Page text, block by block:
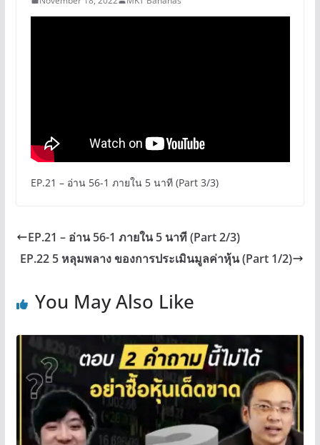
EP.21 – อ่าน 56-1 ภายใน 5 นาที (Part 3/3)
EP.21 – อ่าน 56-1 ภายใน 5 นาที (Part 2/3)
EP.22 5 หลุมพลาง ของการประเมินมูลค่าหุ้น (Part 1/2)
You May Also Like